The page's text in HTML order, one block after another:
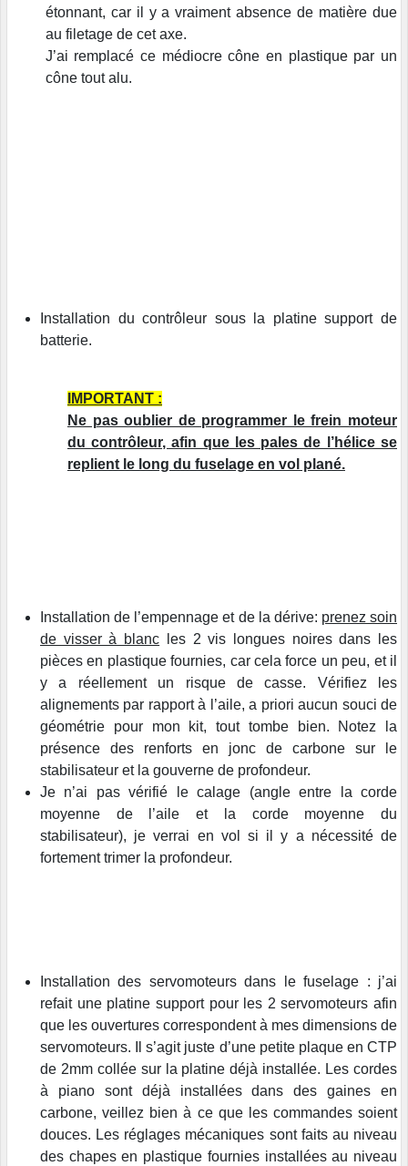
étonnant, car il y a vraiment absence de matière due
au filetage de cet axe.
J’ai remplacé ce médiocre cône en plastique par un
cône tout alu.
Installation du contrôleur sous la platine support de
batterie.
IMPORTANT :
Ne pas oublier de programmer le frein moteur
du contrôleur, afin que les pales de l’hélice se
replient le long du fuselage en vol plané.
Installation de l’empennage et de la dérive: prenez soin
de visser à blanc les 2 vis longues noires dans les
pièces en plastique fournies, car cela force un peu, et il
y a réellement un risque de casse. Vérifiez les
alignements par rapport à l’aile, a priori aucun souci de
géométrie pour mon kit, tout tombe bien. Notez la
présence des renforts en jonc de carbone sur le
stabilisateur et la gouverne de profondeur.
Je n’ai pas vérifié le calage (angle entre la corde
moyenne de l’aile et la corde moyenne du
stabilisateur), je verrai en vol si il y a nécessité de
fortement trimer la profondeur.
Installation des servomoteurs dans le fuselage : j’ai
refait une platine support pour les 2 servomoteurs afin
que les ouvertures correspondent à mes dimensions de
servomoteurs. Il s’agit juste d’une petite plaque en CTP
de 2mm collée sur la platine déjà installée. Les cordes
à piano sont déjà installées dans des gaines en
carbone, veillez bien à ce que les commandes soient
douces. Les réglages mécaniques sont faits au niveau
des chapes en plastique fournies installées au niveau